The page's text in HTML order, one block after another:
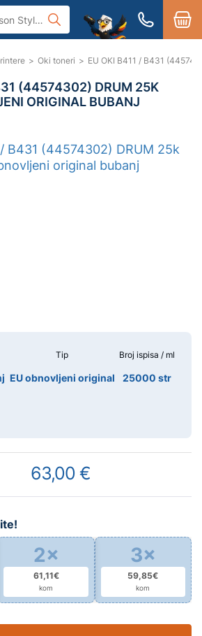
> Oki toneri > EU OKI B411 / B431
(44574302) DRUM 25K
ORIGINAL BUBANJ
Tip
EU obnovljeni original
Broj ispisa / ml
25000 str
63,00 €
3×
59,85€
kom
2×
61,11€
kom